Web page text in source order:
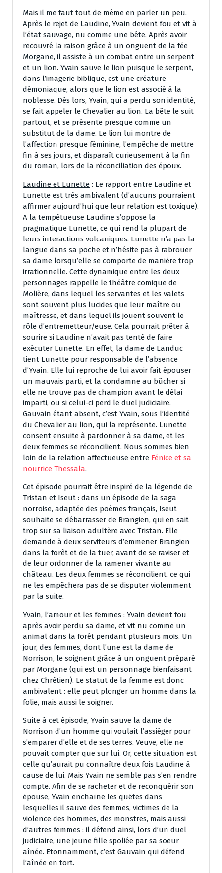
Mais il me faut tout de même en parler un peu.
Après le rejet de Laudine, Yvain devient fou et vit à
l’état sauvage, nu comme une bête. Après avoir
recouvré la raison grâce à un onguent de la fée
Morgane, il assiste à un combat entre un serpent
et un lion. Yvain sauve le lion puisque le serpent,
dans l’imagerie biblique, est une créature
démoniaque, alors que le lion est associé à la
noblesse. Dès lors, Yvain, qui a perdu son identité,
se fait appeler le Chevalier au lion. La bête le suit
partout, et se présente presque comme un
substitut de la dame. Le lion lui montre de
l’affection presque féminine, l’empêche de mettre
fin à ses jours, et disparaît curieusement à la fin
du roman, lors de la réconciliation des époux.
Laudine et Lunette : Le rapport entre Laudine et
Lunette est très ambivalent (d’aucuns pourraient
affirmer aujourd’hui que leur relation est toxique).
A la tempétueuse Laudine s’oppose la
pragmatique Lunette, ce qui rend la plupart de
leurs interactions volcaniques. Lunette n’a pas la
langue dans sa poche et n’hésite pas à rabrouer
sa dame lorsqu’elle se comporte de manière trop
irrationnelle. Cette dynamique entre les deux
personnages rappelle le théâtre comique de
Molière, dans lequel les servantes et les valets
sont souvent plus lucides que leur maître ou
maîtresse, et dans lequel ils jouent souvent le
rôle d’entremetteur/euse. Cela pourrait prêter à
sourire si Laudine n’avait pas tenté de faire
exécuter Lunette. En effet, la dame de Landuc
tient Lunette pour responsable de l’absence
d’Yvain. Elle lui reproche de lui avoir fait épouser
un mauvais parti, et la condamne au bûcher si
elle ne trouve pas de champion avant le délai
imparti, ou si celui-ci perd le duel judiciaire.
Gauvain étant absent, c’est Yvain, sous l’identité
du Chevalier au lion, qui la représente. Lunette
consent ensuite à pardonner à sa dame, et les
deux femmes se réconcilient. Nous sommes bien
loin de la relation affectueuse entre Fénice et sa
nourrice Thessala.
Cet épisode pourrait être inspiré de la légende de
Tristan et Iseut : dans un épisode de la saga
norroise, adaptée des poèmes français, Iseut
souhaite se débarrasser de Brangien, qui en sait
trop sur sa liaison adultère avec Tristan. Elle
demande à deux serviteurs d’emmener Brangien
dans la forêt et de la tuer, avant de se raviser et
de leur ordonner de la ramener vivante au
château. Les deux femmes se réconcilient, ce qui
ne les empêchera pas de se disputer violemment
par la suite.
Yvain, l’amour et les femmes : Yvain devient fou
après avoir perdu sa dame, et vit nu comme un
animal dans la forêt pendant plusieurs mois. Un
jour, des femmes, dont l’une est la dame de
Norrison, le soignent grâce à un onguent préparé
par Morgane (qui est un personnage bienfaisant
chez Chrétien). Le statut de la femme est donc
ambivalent : elle peut plonger un homme dans la
folie, mais aussi le soigner.
Suite à cet épisode, Yvain sauve la dame de
Norrison d’un homme qui voulait l’assiéger pour
s’emparer d’elle et de ses terres. Veuve, elle ne
pouvait compter que sur lui. Or, cette situation est
celle qu’aurait pu connaître deux fois Laudine à
cause de lui. Mais Yvain ne semble pas s’en rendre
compte. Afin de se racheter et de reconquérir son
épouse, Yvain enchaîne les quêtes dans
lesquelles il sauve des femmes, victimes de la
violence des hommes, des monstres, mais aussi
d’autres femmes : il défend ainsi, lors d’un duel
judiciaire, une jeune fille spoliée par sa soeur
aînée. Etonnamment, c’est Gauvain qui défend
l’aînée en tort.